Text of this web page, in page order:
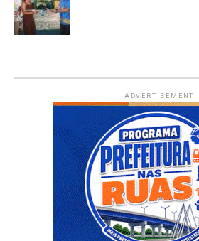
ADVERTISEMENT